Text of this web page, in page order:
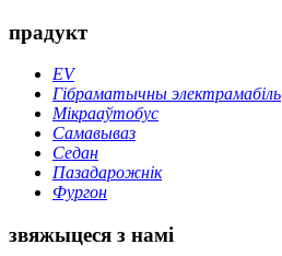
прадукт
EV
Гібраматычны электрамабіль
Мікрааўтобус
Самавываз
Седан
Пазадарожнік
Фургон
звяжыцеся з намі